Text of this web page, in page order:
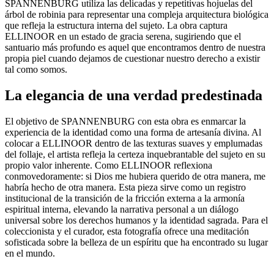
SPANNENBURG utiliza las delicadas y repetitivas hojuelas del
árbol de robinia para representar una compleja arquitectura biológica
que refleja la estructura interna del sujeto. La obra captura
ELLINOOR en un estado de gracia serena, sugiriendo que el
santuario más profundo es aquel que encontramos dentro de nuestra
propia piel cuando dejamos de cuestionar nuestro derecho a existir
tal como somos.
La elegancia de una verdad predestinada
El objetivo de SPANNENBURG con esta obra es enmarcar la
experiencia de la identidad como una forma de artesanía divina. Al
colocar a ELLINOOR dentro de las texturas suaves y emplumadas
del follaje, el artista refleja la certeza inquebrantable del sujeto en su
propio valor inherente. Como ELLINOOR reflexiona
conmovedoramente: si Dios me hubiera querido de otra manera, me
habría hecho de otra manera. Esta pieza sirve como un registro
institucional de la transición de la fricción externa a la armonía
espiritual interna, elevando la narrativa personal a un diálogo
universal sobre los derechos humanos y la identidad sagrada. Para el
coleccionista y el curador, esta fotografía ofrece una meditación
sofisticada sobre la belleza de un espíritu que ha encontrado su lugar
en el mundo.